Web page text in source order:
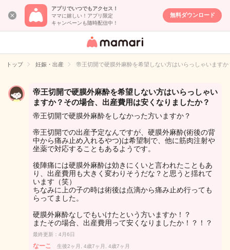
アプリでいつでもアクセス！
ママに嬉しい！アプリ限定
キャンペーンも随時配信中！
無料ダウンロード
女性専用匿名QA
イト
トップ 妊娠・出産 帝王切開で硬膜外麻酔を希望しない方はいらっしゃいます
帝王切開で硬膜外麻酔を希望しない方はいらっしゃい
ますか？その場合、出産費用は安くなりましたか？
帝王切開で硬膜外麻酔をしなかった方いますか？
帝王切開での出産予定なんですが、硬膜外麻酔(術後の背
中から痛み止め入れるやつ)は希望制で、他に筋肉注射や
坐薬で対応することもあるようです。
後陣痛には硬膜外麻酔は効きにくいと言われたこともあ
り、出産費用も大きく変わりそうだな？と思うと揺れて
います（笑）
ちなみに上の子の時は術後は点滴から痛み止め行っても
らってました。
硬膜外麻酔なしでもいけたという方いますか！？
またその場合、出産費用って安くなりましたか！？！？
最終更新：4月6日
なーこ 生後2ヶ月, 4歳7ヶ月, 4歳7ヶ月